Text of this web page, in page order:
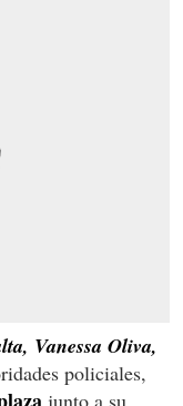
Vanessa Oliva,
policiales,